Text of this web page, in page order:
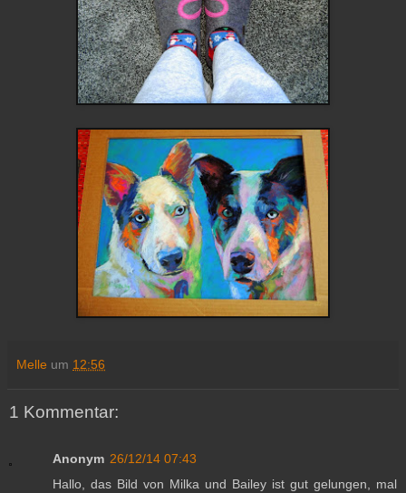
Melle um 12:56
1 Kommentar:
Anonym 26/12/14 07:43
Hallo, das Bild von Milka und Bailey ist gut gelungen, mal